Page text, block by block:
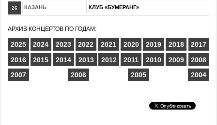
26 КАЗАНЬ КЛУБ «БУМЕРАНГ»
АРХИВ КОНЦЕРТОВ ПО ГОДАМ:
2025 2024 2023 2022 2021 2020 2019 2018
2017
2016
2015 2014 2013 2012 2011 2010 2009
2008
2007
2006 2005 2004